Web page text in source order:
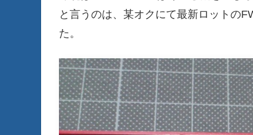
と言うのは、某オクにて最新ロットの
た。